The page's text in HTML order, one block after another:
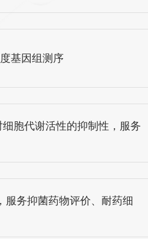
基因组测序
胞代谢活性的抑制性，服务
服务抑菌药物评价、耐药细